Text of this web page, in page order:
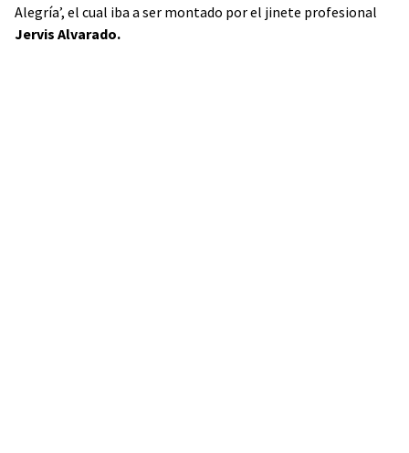
Alegría’, el cual iba a ser montado por el jinete profesional
Jervis Alvarado.